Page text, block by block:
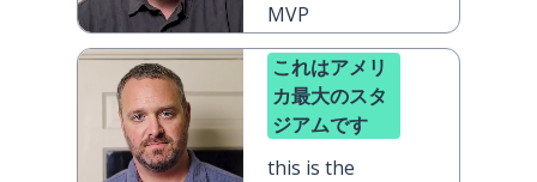
MVP
これはアメリ
カ最大のスタ
ジアムです
this is the